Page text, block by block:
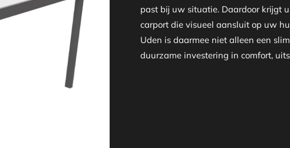
past bij uw situatie. Daardoor krijgt
carport die visueel aansluit op uw
Uden is daarmee niet alleen een
duurzame investering in comfort,